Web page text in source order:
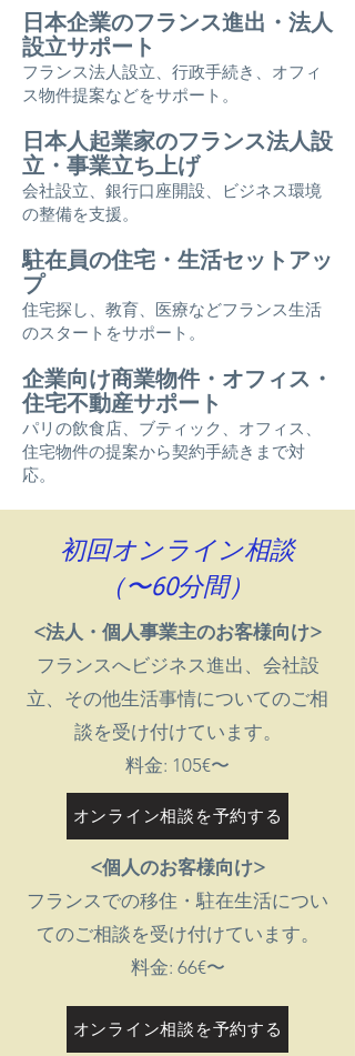
日本企業のフランス進出・法人
設立サポート
フランス法人設立、行政手続き、オフィ
ス物件提案などをサポート。
日本人起業家のフランス法人設
立・事業立ち上げ
会社設立、銀行口座開設、ビジネス環境
の整備を支援。
駐在員の住宅・生活セットアッ
プ
住宅探し、教育、医療などフランス生活
のスタートをサポート。
企業向け商業物件・オフィス・
住宅不動産サポート
パリの飲食店、 ブティック、オフィス、
住宅物件の提案から契約手続きまで対
応。
初回オンライン相談
（〜60分間）
<法人・個人事業主のお客様向け>
フランスへビジネス進出、会社設
立、その他生活事情についてのご相
談を受け付けています。
料金: 105€〜
オンライン相談を予約する
<個人のお客様向け>
フランスでの移住・駐在生活につい
てのご相談を受け付けています。
料金: 66€〜
オンライン相談を予約する